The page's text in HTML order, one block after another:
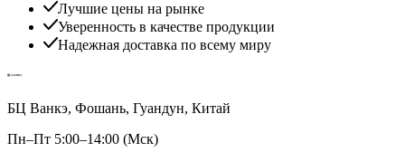
Лучшие цены на рынке
Уверенность в качестве продукции
Надежная доставка по всему миру
БЦ Ванкэ, Фошань, Гуандун, Китай
Пн–Пт 5:00–14:00 (Мск)